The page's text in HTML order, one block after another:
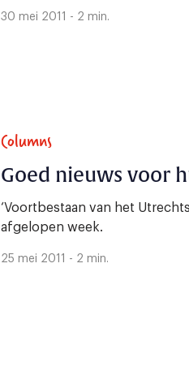
30 mei 2011 - 2 min.
Columns
Goed nieuws voor
‘Voortbestaan van het
afgelopen week.
25 mei 2011 - 2 min.